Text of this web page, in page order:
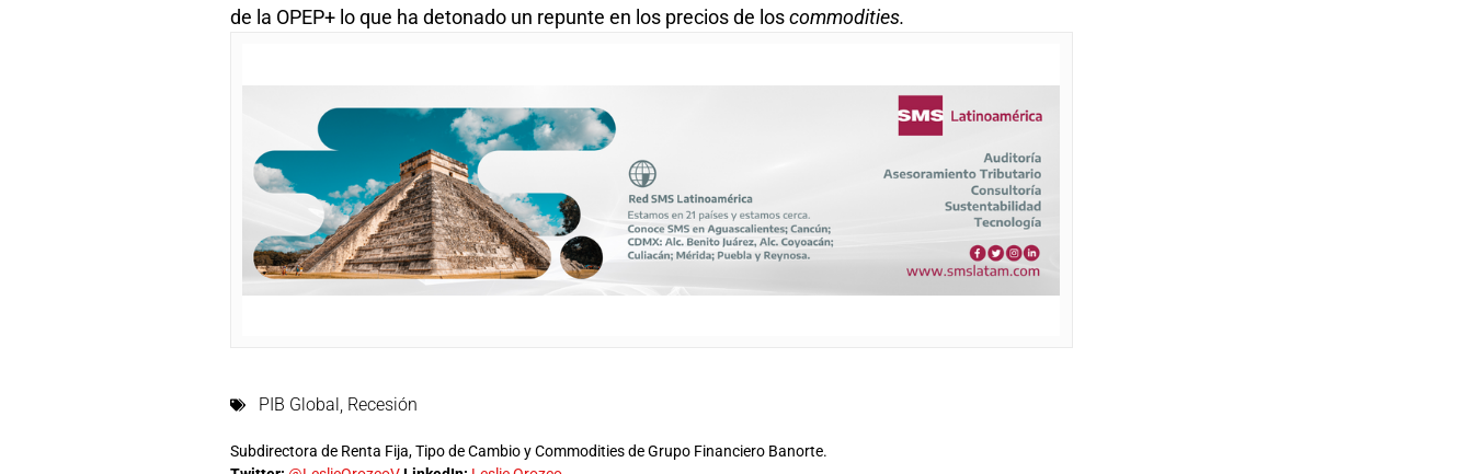
de la OPEP+ lo que ha detonado un repunte en los precios de loscommodities.
PIB Global, Recesión
Subdirectora de Renta Fija, Tipo de Cambio y Commodities de Grupo Financiero Banorte.